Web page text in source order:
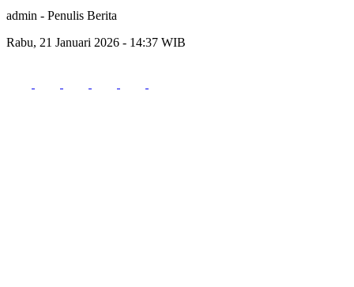
admin - Penulis Berita
Rabu, 21 Januari 2026 - 14:37 WIB